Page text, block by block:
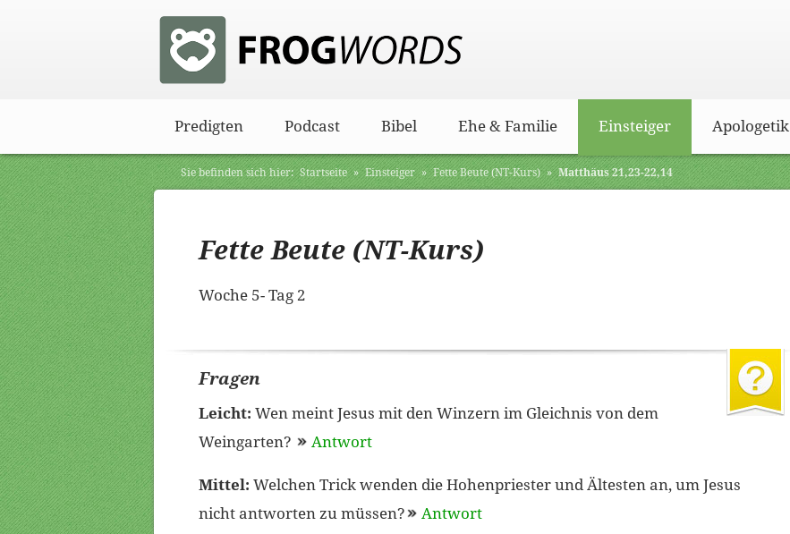
Predigten Podcast Bibel Ehe & Familie Einsteiger Apologetik
Sie befinden sich hier: Startseite » Einsteiger » Fette Beute (NT-Kurs) » Matthäus 21,23-22,14
Fette Beute (NT-Kurs)
Woche 5- Tag 2
Fragen
Leicht: Wen meint Jesus mit den Winzern im Gleichnis von dem
Weingarten?
Antwort
Mittel: Welchen Trick wenden die Hohenpriester und Ältesten an, um Jesus
nicht antworten zu müssen?
Antwort